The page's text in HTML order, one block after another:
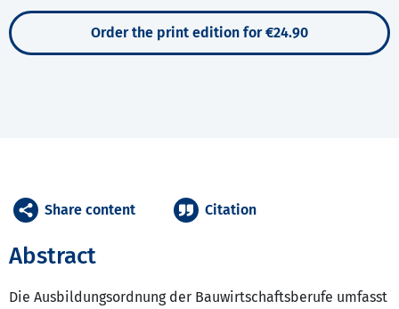
Order the print edition for €24.90
Abstract
Die Ausbildungsordnung der Bauwirtschaftsberufe umfasst
Share content Citation